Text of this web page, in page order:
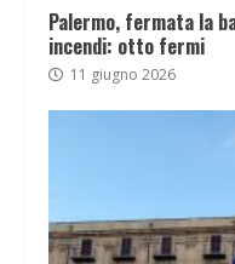
Palermo, fermata la
incendi: otto fermi
11 giugno 2026